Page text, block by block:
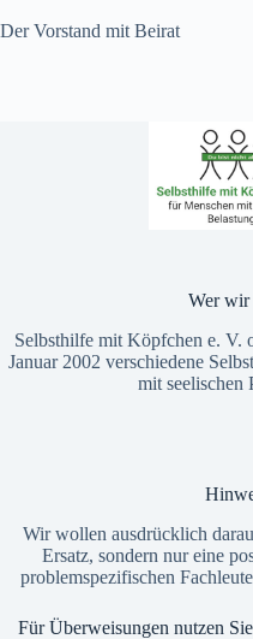
Der Vorstand mit Beirat
Wer wir
Selbsthilfe mit Köpfchen e. V.
Januar 2002 verschiedene
mit seelischen
Wir wollen ausdrücklich
Ersatz, sondern nur eine
problemspezifischen
Für Überweisungen nutzen